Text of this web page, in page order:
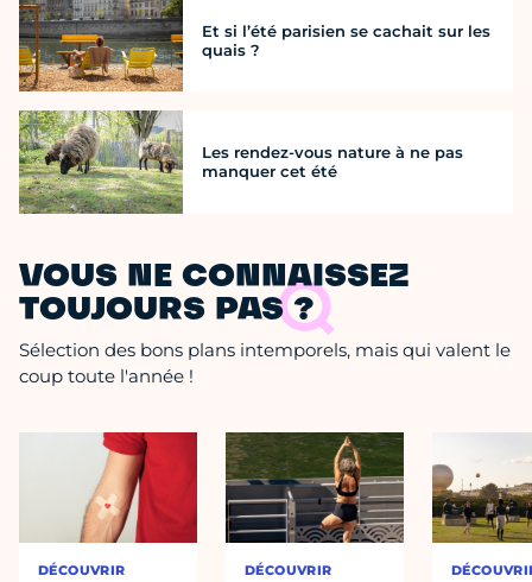
Et si l’été parisien se cachait sur les
quais ?
Les rendez-vous nature à ne pas
manquer cet été
VOUS NE CONNAISSEZ
TOUJOURS PAS ?
Sélection des bons plans intemporels, mais qui valent le
coup toute l'année !
DÉCOUVRIR DÉCOUVRIR